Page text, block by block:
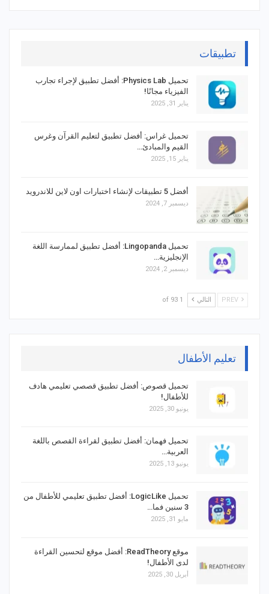
تطبيقات
تحميل Physics Lab: أفضل تطبيق لإجراء تجارب
الفيزياء مجانًا!
يناير 31, 2025
تحميل غراس: أفضل تطبيق لتعليم القرآن وغرس
القيم والمبادئ…
يناير 15, 2025
أفضل 5 تطبيقات لإنشاء اختبارات اون لاين للاندرويد
ديسمبر 7, 2024
تحميل Lingopanda: أفضل تطبيق لممارسة اللغة
الإنجليزية…
ديسمبر 2, 2024
التالي 1 of 93
تعليم الأطفال
تحميل قصوص: أفضل تطبيق قصصي تعليمي هادف
للأطفال!
يونيو 30, 2025
تحميل فهمان: أفضل تطبيق لقراءة القصص باللغة
العربية…
يونيو 13, 2025
تحميل LogicLike: أفضل تطبيق تعليمي للأطفال من
3 سنين فما…
مايو 31, 2025
موقع ReadTheory: أفضل موقع لتحسين القراءة
لدى الأطفال!
أبريل 30, 2025